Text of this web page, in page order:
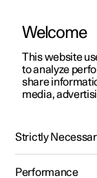
Polestar
Polestar
Polestar
Pre-
Tilbud til
Nye
Byg din bil
Pre-owned
Find os
Håndbog
Førerstøtte
Welcome
This website
to analyze
share
media,
Strictly
Performance